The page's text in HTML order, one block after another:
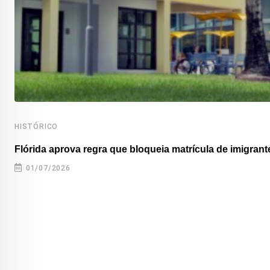
HISTÓRICO
Flórida aprova regra que bloqueia matrícula de
01/07/2026